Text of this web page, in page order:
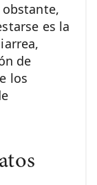
es la
de
los